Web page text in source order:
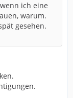
ich eine
warum.
gesehen.